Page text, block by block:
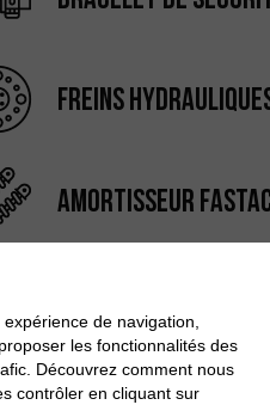
Freins
Amortisseur
de navigation,
les fonctionnalités des
Découvrez comment nous
contrôler en cliquant sur